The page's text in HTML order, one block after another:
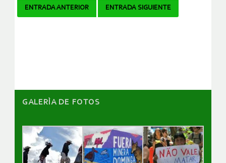
Navegador
ENTRADA ANTERIOR ENTRADA SIGUIENTE
GALERÌA DE FOTOS